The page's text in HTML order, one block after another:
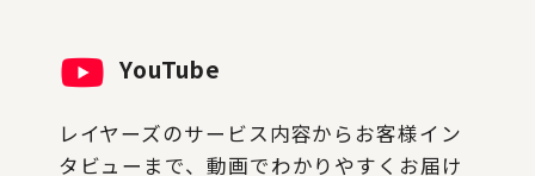
YouTube
レイヤーズのサービス内容からお客様イン
タビューまで、動画でわかりやすくお届け